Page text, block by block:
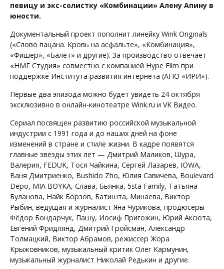
певицу и экс-солистку «Комбинации» Алену Апину в
юности.
Документальный проект пополнит линейку Wink Originals
(«‎Слово пацана. Кровь на асфальте»‎, «Комбинация»‎,
«Фишер», «Балет» и другие). За производство отвечает
«НМГ Студия» совместно с компанией Hype Film при
поддержке Института развития интернета (АНО «‎ИРИ»‎).
Первые два эпизода можно будет увидеть 24 октября
эксклюзивно в онлайн-кинотеатре Wink.ru и VK Видео.
Сериал посвящен развитию российской музыкальной
индустрии с 1991 года и до наших дней на фоне
изменений в стране и стиле жизни. В кадре появятся
главные звезды этих лет — Дмитрий Маликов, Шура,
Валерия, FEDUK, Тося Чайкина, Сергей Лазарев, IOWA,
Ваня Дмитриенко, Bushido Zho, Юлия Савичева, Boulevard
Depo, MIA BOYKA, Слава, Бьянка, 5sta Family, Татьяна
Буланова, Найк Борзов, Батишта, Минаева, Виктор
Рыбин, ведущая и журналист Яна Чурикова, продюсеры
Фёдор Бондарчук, Пашу, Иосиф Пригожин, Юрий Аксюта,
Евгений Фридлянд, Дмитрий Гройсман, Александр
Толмацкий, Виктор Абрамов, режиссер Жора
Крыжовников, музыкальный критик Олег Кармунин,
музыкальный журналист Николай Редькин и другие.